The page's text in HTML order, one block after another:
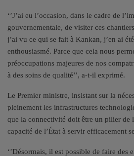
‘’J’ai eu l’occasion, dans le cadre de
gouvernementale, de visiter ces
j’ai vu ce qui se fait à Kankan, j’en ai
enthousiasmé. Parce que cela nous
préoccupations majeures de nos
à des soins de qualité’’, a-t-il exprimé.
Le Premier ministre, insistant sur la
pleinement les infrastructures
que la connectivité doit être un pilier de
capacité de l’État à servir efficacement
‘’Désormais, il est possible de faire des